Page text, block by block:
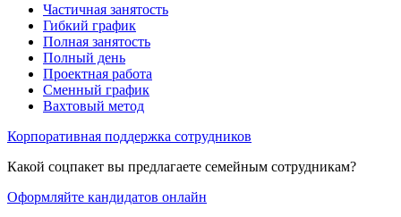
Частичная занятость
Гибкий график
Полная занятость
Полный день
Проектная работа
Сменный график
Вахтовый метод
Корпоративная поддержка сотрудников
Какой соцпакет вы предлагаете семейным сотрудникам?
Оформляйте кандидатов онлайн